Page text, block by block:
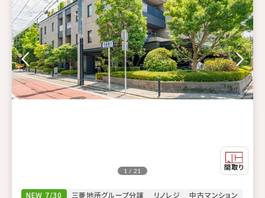
NEW 7/30 三菱地所グループ分譲 リノレジ 中古マンション
1 / 21